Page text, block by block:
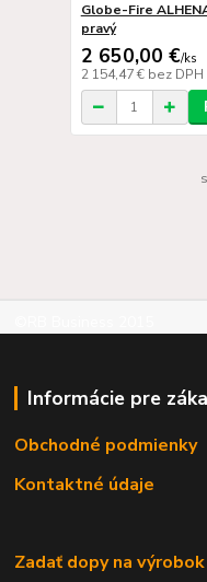
Globe-Fire
pravý
2 650,00 €/ks
2 154,47 € bez DPH
Informácie pre
Obchodné podmienky
Kontaktné údaje
Zadať dopy na výrobok